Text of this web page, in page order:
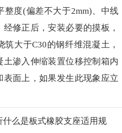
度(偏差不大于2mm)、中线
修正后，安装必要的摸板，
大于C30的钢纤维混凝土，
渗入伸缩装置位移控制箱内
面上，如果发生此现象应立
什么是板式橡胶支座适用规